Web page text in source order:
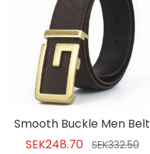
Smooth Buckle Men Belt
SEK248.70 SEK332.50